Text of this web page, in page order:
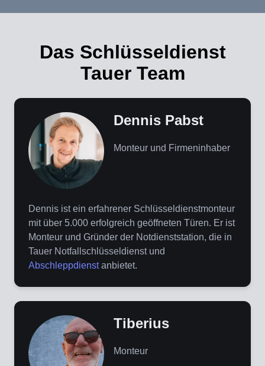
Das Schlüsseldienst
Tauer Team
Dennis Pabst
Monteur und Firmeninhaber
Dennis ist ein erfahrener Schlüsseldienstmonteur
mit über 5.000 erfolgreich geöffneten Türen. Er ist
Monteur und Gründer der Notdienststation, die in
Tauer Notfallschlüsseldienst und
Abschleppdienstanbietet.
Tiberius
Monteur